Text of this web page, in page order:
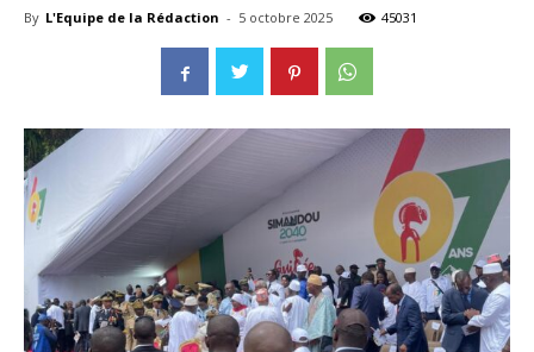
By L'Equipe de la Rédaction - 5 octobre 2025 45031